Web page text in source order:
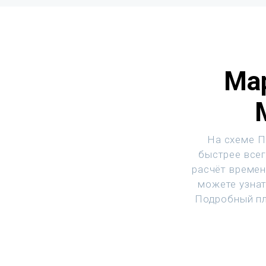
На схеме
быстрее
расчёт
можете
Подробный